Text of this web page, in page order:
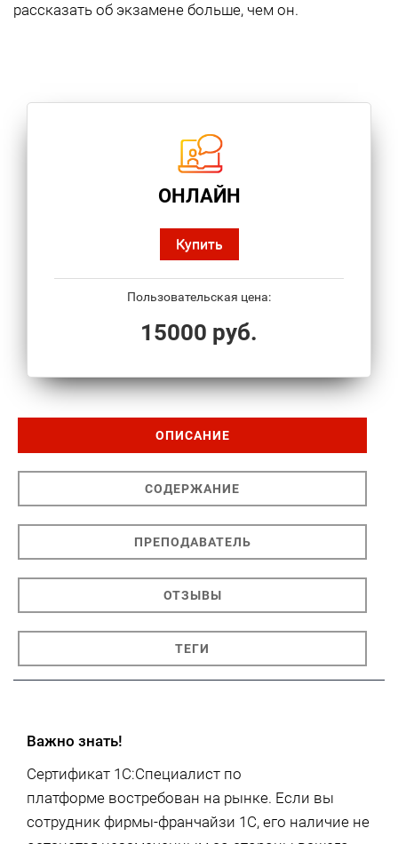
рассказать об экзамене больше, чем он.
ОНЛАЙН
Купить
Пользовательская цена:
15000 руб.
ОПИСАНИЕ
СОДЕРЖАНИЕ
ПРЕПОДАВАТЕЛЬ
ОТЗЫВЫ
ТЕГИ
Важно знать!
Сертификат 1С:Специалист по
платформе востребован на рынке. Если вы
сотрудник фирмы-франчайзи 1С, его наличие не